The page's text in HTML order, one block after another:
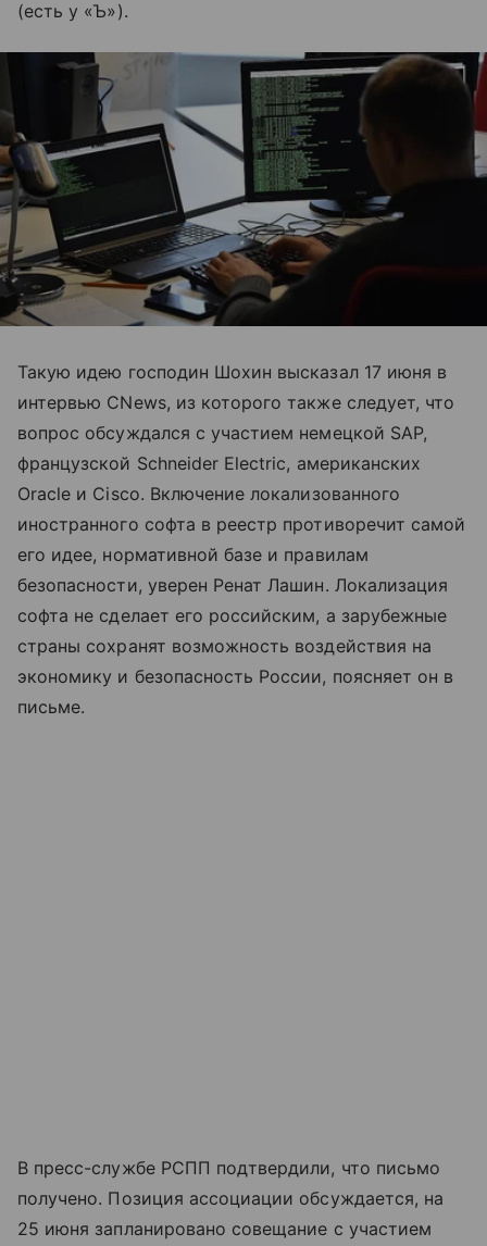
(есть у «Ъ»).
Такую идею господин Шохин высказал 17 июня в
интервью CNews, из которого также следует, что
вопрос обсуждался с участием немецкой SAP,
французской Schneider Electric, американских
Oracle и Cisco. Включение локализованного
иностранного софта в реестр противоречит самой
его идее, нормативной базе и правилам
безопасности, уверен Ренат Лашин. Локализация
софта не сделает его российским, а зарубежные
страны сохранят возможность воздействия на
экономику и безопасность России, поясняет он в
письме.
В пресс-службе РСПП подтвердили, что письмо
получено. Позиция ассоциации обсуждается, на
25 июня запланировано совещание с участием